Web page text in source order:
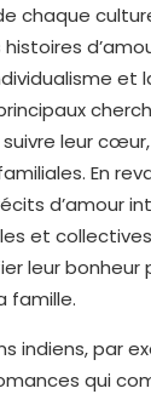
chaque
et
suivre leur
En
d’amour
et
leur bonheur
famille.
indiens, par
qui